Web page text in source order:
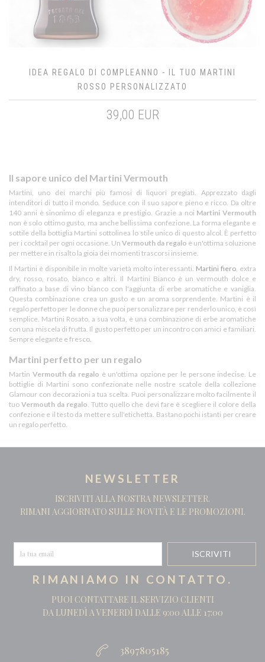
IDEA REGALO DI COMPLEANNO - IL TUO MARTINI
ROSSO PERSONALIZZATO
39,00 EUR
Il sapore unico del Martini Vermouth
Martini, uno dei marchi più famosi di liquori pregiati. Apprezzato dagli
intenditori di tutto il mondo. Seduce con il suo sapore pieno e ricco. Da oltre
140 anni è sinonimo di eleganza e prestigio. Grazie a noi Martini Vermouth
non è solo ottimo gusto, ma anche bellissima confezione. La forma elegante e
sottile della bottiglia Martini sottolinea lo stile unico di questo alcol. È perfetto
per i cocktail per ogni occasione. Un Vermouth da regalo è un'ottima soluzione
per mettere in risalto la gioia dei momenti trascorsi insieme.
Il Martini è disponibile in molte varietà molto interessanti. Martini fiero , extra
dry, rosso, rosato, bianco e altri. Il Martini Bianco è un vermouth dolce e
raffinato a base di vino bianco con l'aggiunta di erbe aromatiche e vaniglia.
Questa combinazione crea un gusto e un aroma sorprendente. Martini è il
regalo perfetto per le donne che puoi personalizzare per renderlo unico, è così
semplice. Martini Rosato, a sua volta, è una combinazione di erbe aromatiche
con una miscela di frutta. Il gusto perfetto per un incontro con amici e familiari.
Sempre elegante e fresco.
Martini perfetto per un regalo
Martin Vermouth da regalo è un'ottima opzione per le persone indecise. Le
bottiglie di Martini sono confezionate nelle nostre scatole della collezione
Glamour con decorazioni a tua scelta. Puoi personalizzare molto facilmente il
tuoVermouth da regalo. Tutto quello che devi fare è scegliere il colore della
confezione e il testo da mettere sull'etichetta. Bastano pochi istanti per creare
un regalo perfetto.
NEWSLETTER
ISCRIVITI ALLA NOSTRA NEWSLETTER.
RIMANI AGGIORNATO SULLE NOVITÀ E LE PROMOZIONI.
RIMANIAMO IN CONTATTO.
PUOI CONTATTARE IL SERVIZIO CLIENTI
DA LUNEDÌ A VENERDÌ DALLE 9:00 ALLE 17:00
3897805185